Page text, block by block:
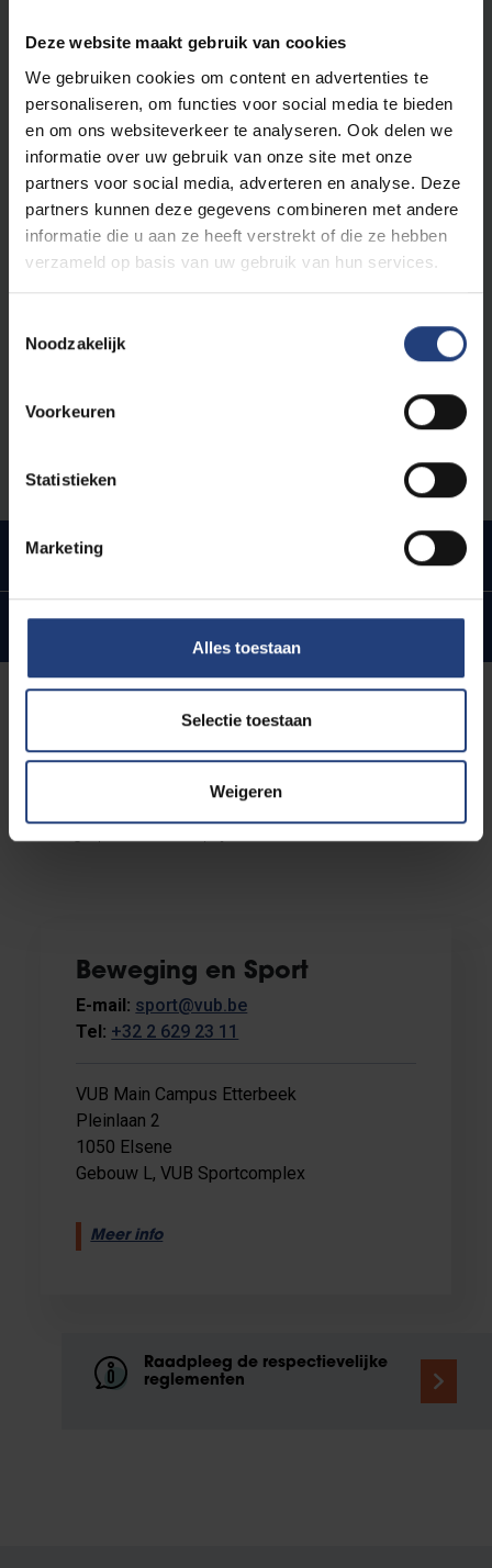
Deze website maakt gebruik van cookies
We gebruiken cookies om content en advertenties te
personaliseren, om functies voor social media te bieden
en om ons websiteverkeer te analyseren. Ook delen we
informatie over uw gebruik van onze site met onze
partners voor social media, adverteren en analyse. Deze
partners kunnen deze gegevens combineren met andere
informatie die u aan ze heeft verstrekt of die ze hebben
verzameld op basis van uw gebruik van hun services.
Noodzakelijk
Voorkeuren
Statistieken
Marketing
Alles toestaan
Selectie toestaan
Weigeren
9.00 - 21.00 uur:
€ 28.6/uur
*vanaf vrijdag 17 uur
***Om van het kortingstarief te genieten, moeten er
minstens de helft van de spelers student of personeel
zijn aan de VUB of EhB. Opgelet : korting tarief voor
studenten en personeel van de VUB of EhB zijn geldig
van maandag tot donderdag tijdens de openingsuren
en vrijdag van 8 tot 17u. Vanaf vrijdag 17u gelden de
Studenten of personeel van de VUB of EhB die op
vrijdagavond, zaterdag of zondag ter plekke komen en
dan de nog beschikbare sportfaciliteiten willen huren
kunnen dit dan als "last minute" voordeel aan het "piek"
Tarieven squashzaal SQ2-SQ3
Kleedkamers
eerste verdieping van het VUB-sportcomplex is
Beweging en Sport
E-mail: sport@vub.be
Tel: +32 2 629 23 11
VUB Main Campus Etterbeek
Pleinlaan 2
1050 Elsene
Gebouw L, VUB Sportcomplex
Meer info
Raadpleeg de respectievelijke
reglementen